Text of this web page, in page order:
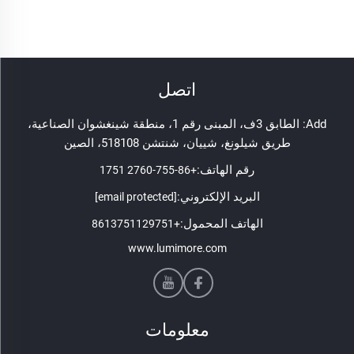
اتصل
Add: الطابق 3ف، المبنى رقم 1، منطقة شينغشوان الصناعية،
طريق شيلونغ، شييان، شنتشن 518108، الصين
رقم الهاتف:+86-755-2760 1751
البريد الإلكتروني:[email protected]
الهاتف المحمول:+8613751129751
www.lumimore.com
معلومات